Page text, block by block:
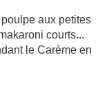
aux petites
courts...
le Carème en